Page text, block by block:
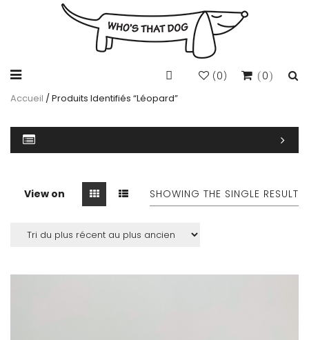
0
(0)
Accueil / Produits Identifiés “léopard”
View on SHOWING THE SINGLE RESULT